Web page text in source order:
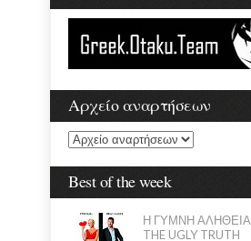
Αρχείο αναρτήσεων
Best of the week
Η ΓΥΜΝΗ
THE UGLY TRUTH